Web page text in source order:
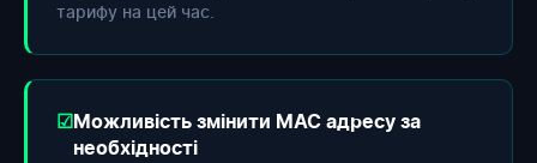
тарифу на цей час.
Можливість змінити МАС адресу за
необхідності